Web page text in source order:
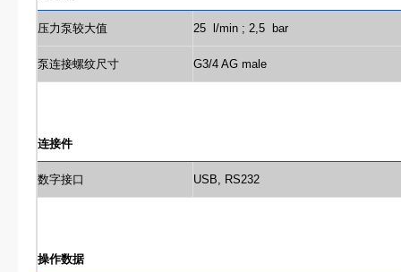
压力泵较大值 25 l/min ; 2,5 bar
泵连接螺纹尺寸 G3/4 AG male
连接件
数字接口 USB, RS232
操作数据